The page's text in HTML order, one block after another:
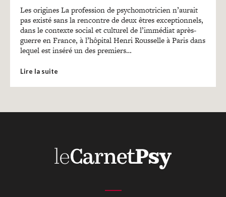
Entretiens
Revues
Mon panier
Mon compte
Les origines La profession de psychomotricien n’aurait
pas existé sans la rencontre de deux êtres exceptionnels,
dans le contexte social et culturel de l’immédiat après-
guerre en France, à l’hôpital Henri Rousselle à Paris dans
lequel est inséré un des premiers…
Lire la suite